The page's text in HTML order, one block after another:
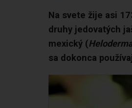
Na svete žije asi
druhy jedovatých
mexický (
sa dokonca